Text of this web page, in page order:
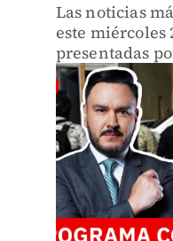
Las noticias
este miércoles
presentadas